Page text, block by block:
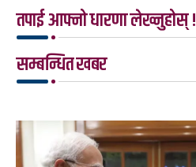
तपाई आफ्नो धारणा लेख्नुहोस् !
सम्बन्धित खबर